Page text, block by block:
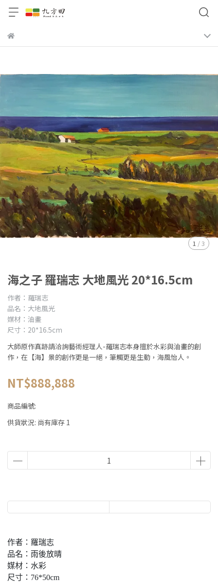
1 /3
海之子 羅瑞志 大地風光 20*16.5cm
作者：羅瑞志
品名：大地風光
媒材：油畫
尺寸：20*16.5cm
大師原作真跡請洽詢藝術經理人-羅瑞志本身擅於水彩與油畫的創
作，在【海】景的創作更是一絕，筆觸更是生動，海風怡人。
NT$888,888
商品編號:
供貨狀況: 尚有庫存 1
作者：羅瑞志
品名：雨後放晴
媒材：水彩
尺寸：76*50cm